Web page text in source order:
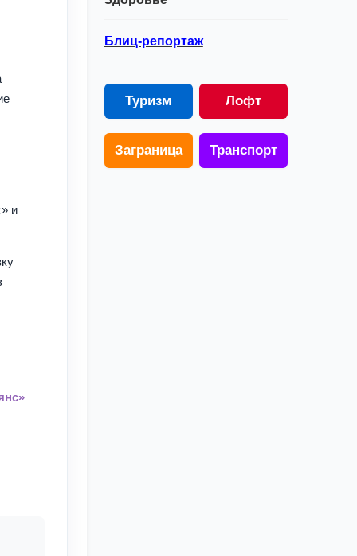
и
Блиц-репортаж
Туризм Лофт
Заграница Транспорт